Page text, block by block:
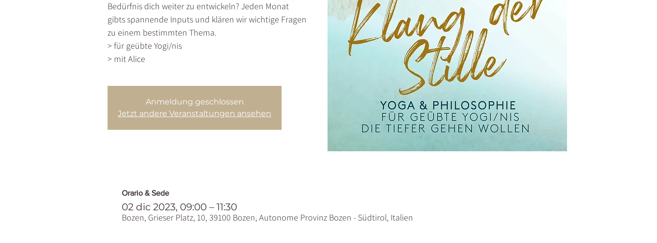
Bedürfnis dich weiter zu entwickeln? Jeden Monat
gibts spannende Inputs und klären wir wichtige Fragen
zu einem bestimmten Thema.
> für geübte Yogi/nis
> mit Alice
Anmeldung geschlossen
Jetzt andere Veranstaltungen ansehen
Orario & Sede
02 dic 2023, 09:00 – 11:30
Bozen, Grieser Platz, 10, 39100 Bozen, Autonome Provinz Bozen - Südtirol, Italien